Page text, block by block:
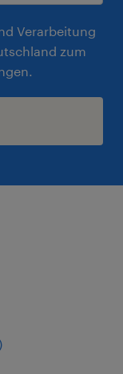
Verarbeitung
zum